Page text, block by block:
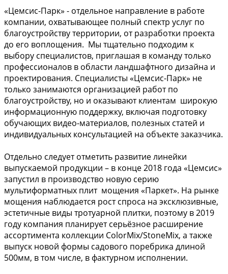
«Цемсис-Парк» - отдельное направление в работе
компании, охватывающее полный спектр услуг по
благоустройству территории, от разработки проекта
до его воплощения. Мы тщательно подходим к
выбору специалистов, приглашая в команду только
профессионалов в области ландшафтного дизайна и
проектирования. Специалисты «Цемсис-Парк» не
только занимаются организацией работ по
благоустройству, но и оказывают клиентам широкую
информационную поддержку, включая подготовку
обучающих видео-материалов, полезных статей и
индивидуальных консультацией на объекте заказчика.
Отдельно следует отметить развитие линейки
выпускаемой продукции – в конце 2018 года «Цемсис»
запустил в производство новую серию
мультиформатных плит мощения «Паркет». На рынке
мощения наблюдается рост спроса на эксклюзивные,
эстетичные виды тротуарной плитки, поэтому в 2019
году компания планирует серьёзное расширение
ассортимента коллекции ColorMix/StoneMix, а также
выпуск новой формы садового поребрика длиной
500мм, в том числе, в фактурном исполнении.